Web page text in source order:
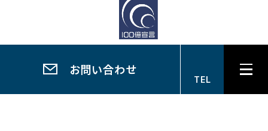
お問い合わせ
TEL
2024 © TAIYO MACHINERY CO.,LTD.